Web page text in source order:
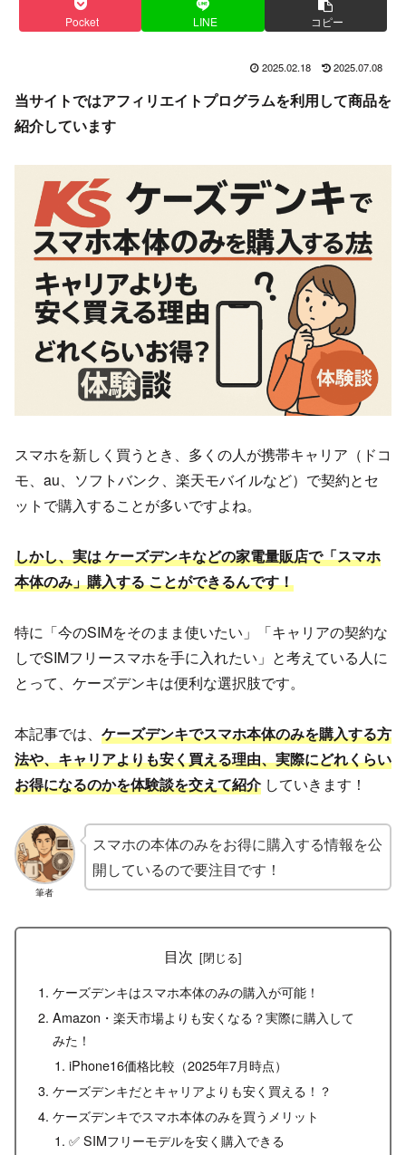
Pocket LINE コピー
2025.02.18 2025.07.08
当サイトではアフィリエイトプログラムを利用して商品を
紹介しています
スマホを新しく買うとき、多くの人が携帯キャリア（ドコ
モ、au、ソフトバンク、楽天モバイルなど）で契約とセ
ットで購入することが多いですよね。
しかし、実は ケーズデンキなどの家電量販店で「スマホ
本体のみ」購入する ことができるんです！
特に「今のSIMをそのまま使いたい」「キャリアの契約な
しでSIMフリースマホを手に入れたい」と考えている人に
とって、ケーズデンキは便利な選択肢です。
本記事では、 ケーズデンキでスマホ本体のみを購入する方
法や、キャリアよりも安く買える理由、実際にどれくらい
お得になるのかを体験談を交えて紹介していきます！
筆者
スマホの本体のみをお得に購入する情報を公
開しているので要注目です！
目次
ケーズデンキはスマホ本体のみの購入が可能！
Amazon・楽天市場よりも安くなる？実際に購入して
みた！
iPhone16価格比較（2025年7月時点）
ケーズデンキだとキャリアよりも安く買える！？
ケーズデンキでスマホ本体のみを買うメリット
✅ SIMフリーモデルを安く購入できる